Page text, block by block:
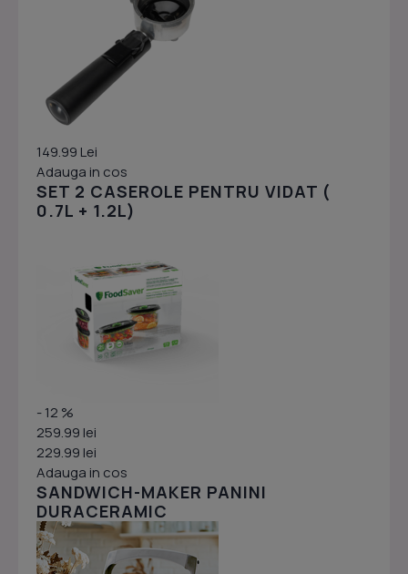
149.99 Lei
Adauga in cos
SET 2 CASEROLE PENTRU VIDAT (
0.7L + 1.2L)
- 12 %
259.99 lei
229.99 lei
Adauga in cos
SANDWICH-MAKER PANINI
DURACERAMIC